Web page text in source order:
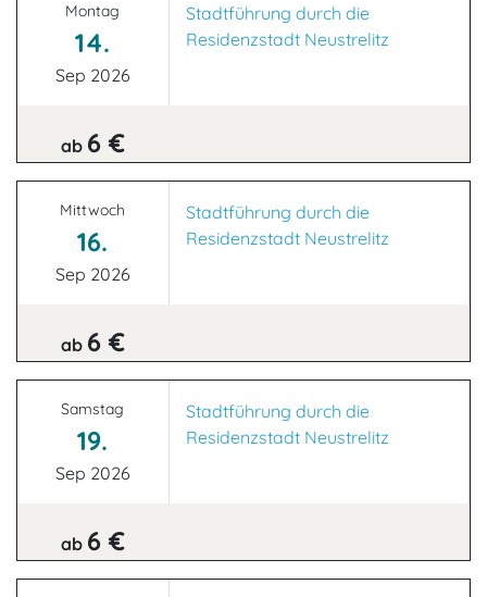
Montag
14.
Sep 2026
Stadtführung durch die
Residenzstadt Neustrelitz
ab 6 €
Mittwoch
16.
Sep 2026
Stadtführung durch die
Residenzstadt Neustrelitz
ab 6 €
Samstag
19.
Sep 2026
Stadtführung durch die
Residenzstadt Neustrelitz
ab 6 €